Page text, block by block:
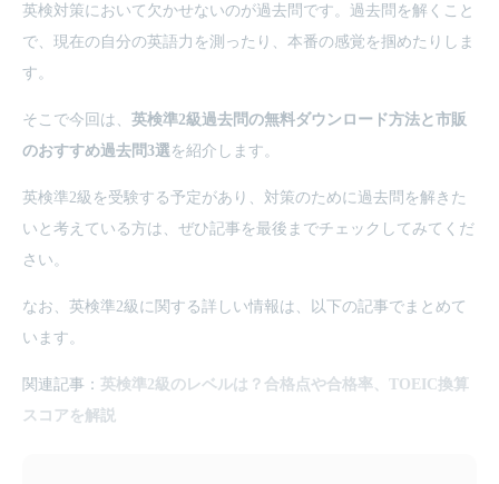
英検対策において欠かせないのが過去問です。過去問を解くこと
で、現在の自分の英語力を測ったり、本番の感覚を掴めたりしま
す。
そこで今回は、 英検準2級過去問の無料ダウンロード方法と市販
のおすすめ過去問3選 を紹介します。
英検準2級を受験する予定があり、対策のために過去問を解きた
いと考えている方は、ぜひ記事を最後までチェックしてみてくだ
さい。
なお、英検準2級に関する詳しい情報は、以下の記事でまとめて
います。
関連記事： 英検準2級のレベルは？合格点や合格率、TOEIC換算
スコアを解説